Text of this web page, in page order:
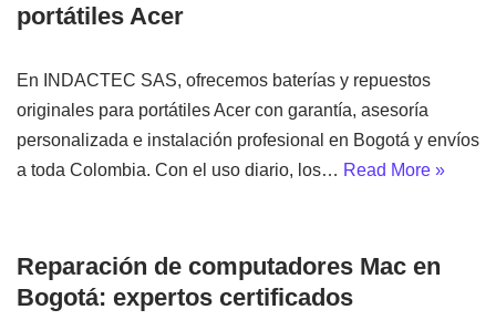
portátiles Acer
En INDACTEC SAS, ofrecemos baterías y repuestos
originales para portátiles Acer con garantía, asesoría
personalizada e instalación profesional en Bogotá y envíos
a toda Colombia. Con el uso diario, los… Read More »
Reparación de computadores Mac en
Bogotá: expertos certificados